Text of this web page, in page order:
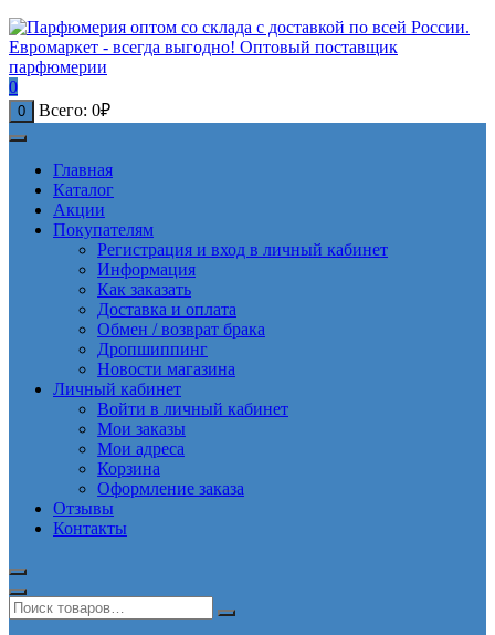
0
0 Всего: 0₽
Главная
Каталог
Акции
Покупателям
Регистрация и вход в личный кабинет
Информация
Как заказать
Доставка и оплата
Обмен / возврат брака
Дропшиппинг
Новости магазина
Личный кабинет
Войти в личный кабинет
Мои заказы
Мои адреса
Корзина
Оформление заказа
Отзывы
Контакты